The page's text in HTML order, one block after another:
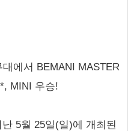
에서 BEMANI MASTER
MINI 우승!
5월 25일(일)에 개최된